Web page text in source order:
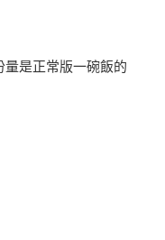
量是正常版一碗飯的